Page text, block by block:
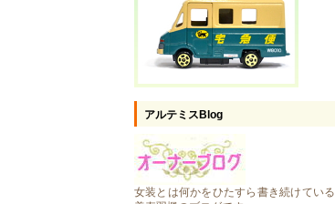
アルテミスBlog
女装とは何かをひたすら書き続けている